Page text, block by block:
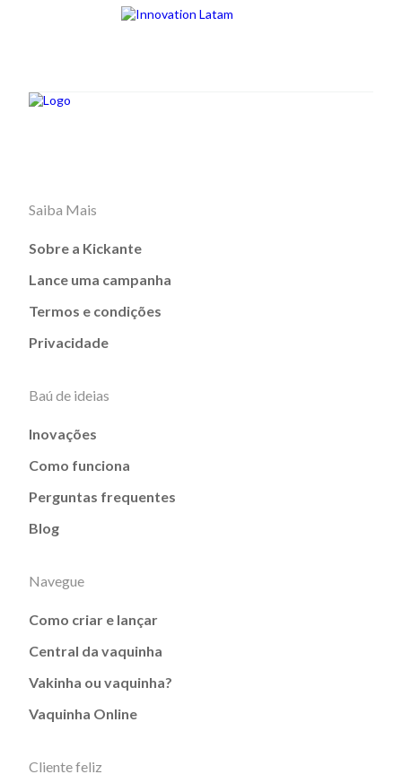
Saiba Mais
Sobre a Kickante
Lance uma campanha
Termos e condições
Privacidade
Baú de ideias
Inovações
Como funciona
Perguntas frequentes
Blog
Navegue
Como criar e lançar
Central da vaquinha
Vakinha ou vaquinha?
Vaquinha Online
Cliente feliz